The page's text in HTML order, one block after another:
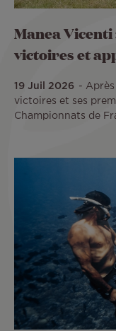
Manea
victoires et
19 Juil 2026
victoires et ses
Championnats de